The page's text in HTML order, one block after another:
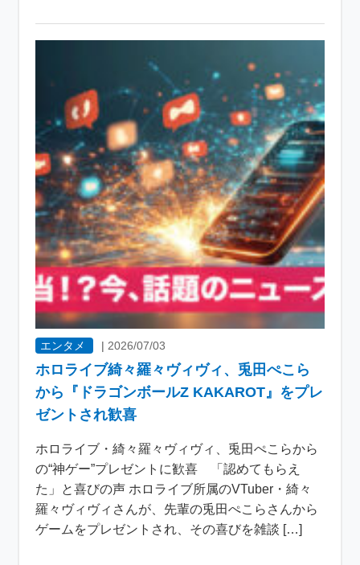
エンタメ |2026/07/03
ホロライブ綺々羅々ヴィヴィ、兎田ぺこら
から『ドラゴンボールZ KAKAROT』をプレ
ゼントされ歓喜
ホロライブ・綺々羅々ヴィヴィ、兎田ぺこらから
の“神ゲー”プレゼントに歓喜 「認めてもらえ
た」と喜びの声 ホロライブ所属のVTuber・綺々
羅々ヴィヴィさんが、先輩の兎田ぺこらさんから
ゲームをプレゼントされ、その喜びを雑談 […]